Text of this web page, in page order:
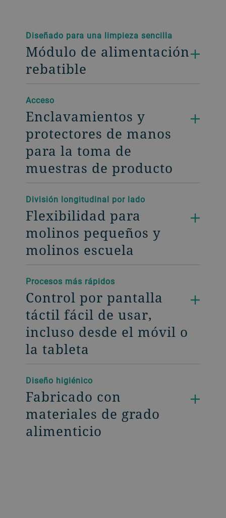
Diseñado para una limpieza sencilla
Módulo de alimentación
rebatible
Acceso
Enclavamientos y
protectores de manos
para la toma de
muestras de producto
División longitudinal por lado
Flexibilidad para
molinos pequeños y
molinos escuela
Procesos más rápidos
Control por pantalla
táctil fácil de usar,
incluso desde el móvil o
la tableta
Diseño higiénico
Fabricado con
materiales de grado
alimenticio